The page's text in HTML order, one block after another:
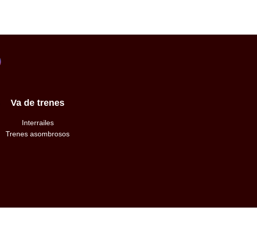
Va de trenes
Interrailes
Trenes asombrosos